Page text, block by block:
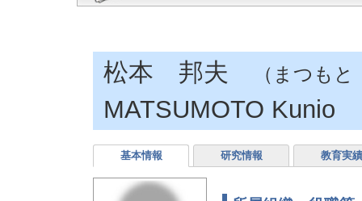
松本 邦夫 （まつも
MATSUMOTO Kunio
基本情報 研究情報 教育実績